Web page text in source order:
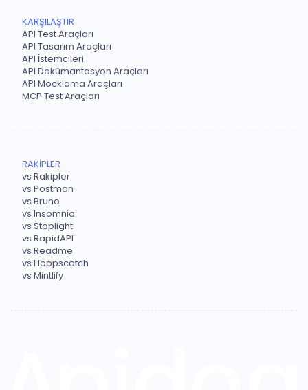
KARŞILAŞTIR
API Test Araçları
API Tasarım Araçları
API İstemcileri
API Dokümantasyon Araçları
API Mocklama Araçları
MCP Test Araçları
RAKİPLER
vs Rakipler
vs Postman
vs Bruno
vs Insomnia
vs Stoplight
vs RapidAPI
vs Readme
vs Hoppscotch
vs Mintlify